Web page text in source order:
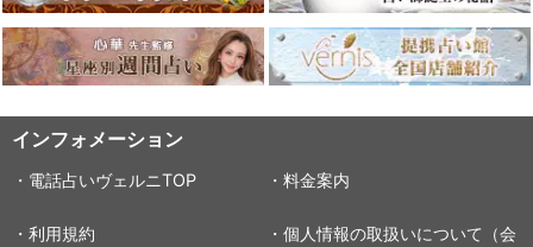
インフォメーション
・電話占いヴェルニTOP ・料金案内
・利用規約
・個人情報の取扱いについて（会